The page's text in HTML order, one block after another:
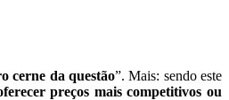
cerne da questão”. Mais: sendo este
preços mais competitivos ou